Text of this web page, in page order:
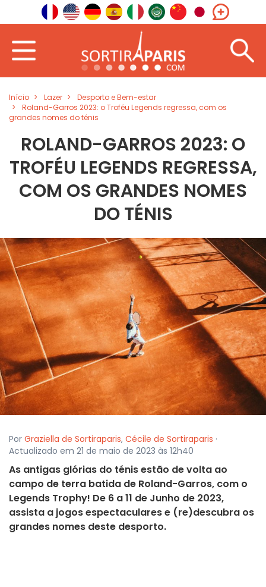
Início Lazer
Desporto e Bem-estar
Roland-Garros 2023: o Troféu Legends regressa, com os
grandes nomes do ténis
ROLAND-GARROS 2023: O
TROFÉU LEGENDS REGRESSA,
COM OS GRANDES NOMES
DO TÉNIS
Por Graziella de Sortiraparis, Cécile de Sortiraparis ·
Actualizado em 21 de maio de 2023 às 12h40
As antigas glórias do ténis estão de volta ao
campo de terra batida de Roland-Garros, com o
Legends Trophy! De 6 a 11 de Junho de 2023,
assista a jogos espectaculares e (re)descubra os
grandes nomes deste desporto.